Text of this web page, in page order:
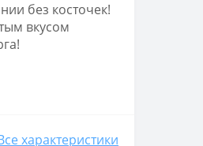
без косточек!
вкусом
характеристики